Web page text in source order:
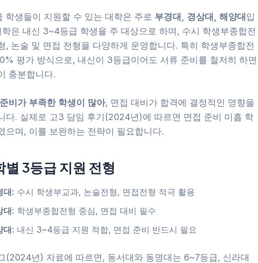
학생들이 지원할 수 있는 대학은 주로 부경대, 경상대, 해양대입
학은 내신 3~4등급 학생을 주 대상으로 하며, 수시 학생부종합전
, 논술 및 면접 전형을 다양하게 운영합니다. 특히 학생부종합전
평가 방식으로, 내신이 3등급이어도 서류 준비를 철저히 하면
충분합니다.
비가 부족한 학생이 많아, 면접 대비가 합격에 결정적인 영향을
다. 실제로 고3 담임 후기(2024년)에 따르면 면접 준비 미흡 학
으며, 이를 보완하는 전략이 필요합니다.
별 3등급 지원 전형
대: 수시 학생부교과, 논술전형, 면접전형 적극 활용
대: 학생부종합전형 중심, 면접 대비 필수
대: 내신 3~4등급 지원 적합, 면접 준비 반드시 필요
(2024년) 자료에 따르면, 동서대와 동명대는 6~7등급, 신라대